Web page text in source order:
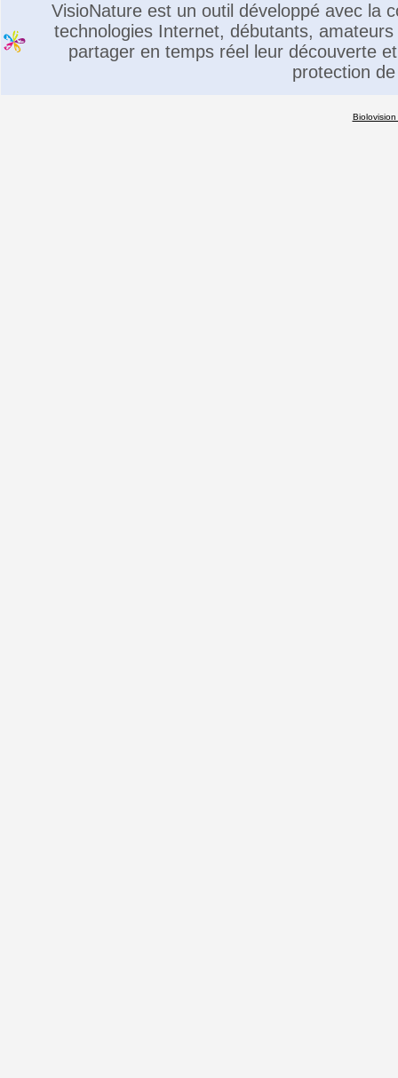
VisioNature est un outil développé avec la
technologies Internet, débutants,
partager en temps réel leur découverte
protection
Biolovision